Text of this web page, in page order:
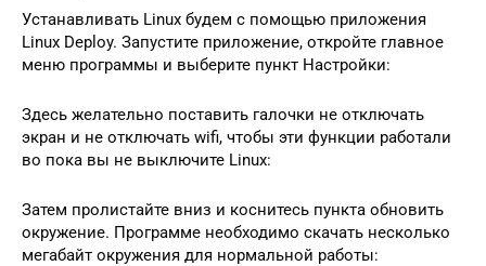
Устанавливать Linux будем с помощью приложения
Linux Deploy. Запустите приложение, откройте главное
меню программы и выберите пункт Настройки:
Здесь желательно поставить галочки не отключать
экран и не отключать wifi, чтобы эти функции работали
во пока вы не выключите Linux:
Затем пролистайте вниз и коснитесь пункта обновить
окружение. Программе необходимо скачать несколько
мегабайт окружения для нормальной работы: